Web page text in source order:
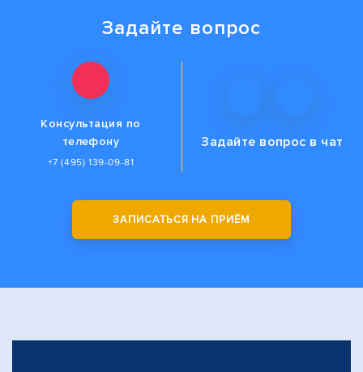
Задайте вопрос
Консультация по
телефону
+7 (495) 139-09-81
Задайте вопрос в чат
ЗАПИСАТЬСЯ НА ПРИЁМ